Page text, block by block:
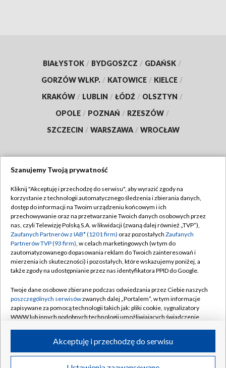
BIAŁYSTOK / BYDGOSZCZ / GDAŃSK /
GORZÓW WLKP. / KATOWICE / KIELCE /
KRAKÓW / LUBLIN / ŁÓDŹ / OLSZTYN /
OPOLE / POZNAŃ / RZESZÓW /
SZCZECIN / WARSZAWA / WROCŁAW
TVP
Abonament TVP
Emisja w TVP
Centrum informacji TVP
Naziemna Telewizja Cyfrowa
Rada Programowa
System NOS
Informacje o nadawcy
Program dla prasy
Regulamin TVP
Polityka prywatności
Moje zgody
Pomoc
Kontakt
Kanały
©2026 Telewizja Polska S.A. w likwidacji
Szanujemy Twoją prywatność
Kliknij "Akceptuję i przechodzę do serwisu", aby wyrazić zgody na
korzystanie z technologii automatycznego śledzenia i zbierania danych,
dostęp do informacji na Twoim urządzeniu końcowym i ich
przechowywanie oraz na przetwarzanie Twoich danych osobowych przez
nas, czyli Telewizję Polską S.A. w likwidacji (zwaną dalej również „TVP”),
Zaufanych Partnerów z IAB* (1201 firm) oraz pozostałych Zaufanych
Partnerów TVP (93 firm), w celach marketingowych (w tym do
zautomatyzowanego dopasowania reklam do Twoich zainteresowań i
mierzenia ich skuteczności) i pozostałych, które wskazujemy poniżej, a
także zgody na udostępnianie przez nas identyfikatora PPID do Google.
Twoje dane osobowe zbierane podczas odwiedzania przez Ciebie naszych
poszczególnych serwisówzwanych dalej „Portalem”, w tym informacje
zapisywane za pomocą technologii takich jak: pliki cookie, sygnalizatory
WWW lub innych podobnych technologii umożliwiających świadczenie
ruchu w Internecie.
Twoje dane osobowe zbierane podczas odwiedzania przez Ciebie
Akceptuję i przechodzę do serwisu